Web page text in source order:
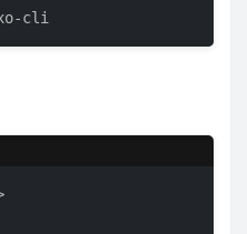
cli